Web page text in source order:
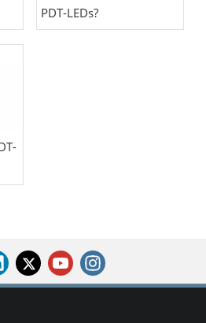
PDT-LEDs?